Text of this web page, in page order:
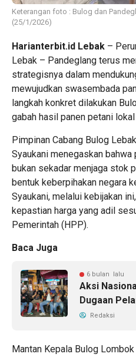
Keterangan foto : Bulog dan
(25/1/2026)
Harianterbit.id Lebak –
Lebak – Pandeglang terus
strategisnya dalam
mewujudkan swasembada
langkah konkret dilakukan
gabah hasil panen petani
Pimpinan Cabang Bulog
Syaukani menegaskan
bukan sekadar menjaga stok
bentuk keberpihakan negara
Syaukani, melalui kebijakan
kepastian harga yang adil
Pemerintah (HPP).
Baca Juga
6 bulan lalu
Aksi
Dugaan
Redaksi
Mantan Kepala Bulog